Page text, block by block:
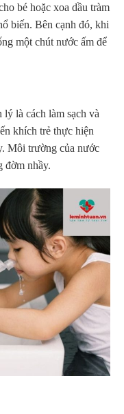
bé hoặc xoa dầu tràm
biến. Bên cạnh đó, khi
một chút nước ấm để
là cách làm sạch và
khích trẻ thực hiện
Môi trường của nước
đờm nhầy.